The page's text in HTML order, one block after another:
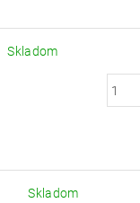
Skladom
Skladom